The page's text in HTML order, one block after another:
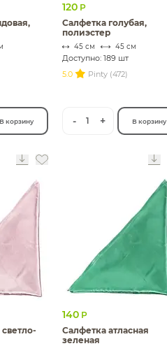
В корзину
120 Р
Салфетка голубая,
полиэстер
45 см 45 см
Доступно: 189 шт
5.0
Pinty (472)
- 1 + В корзину
140 Р
Салфетка атласная
зеленая